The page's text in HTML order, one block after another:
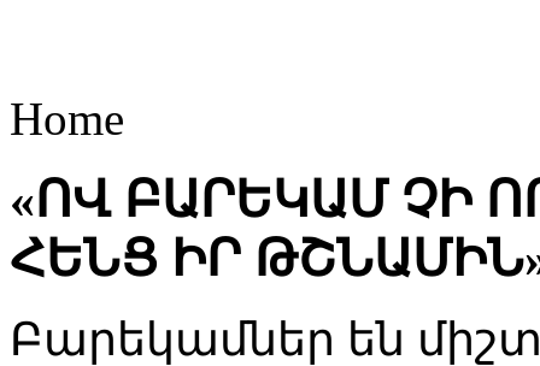
Home
«ՈՎ ԲԱՐԵԿԱՄ ՉԻ
ՀԵՆՑ ԻՐ
Բարեկամներ են միշտ